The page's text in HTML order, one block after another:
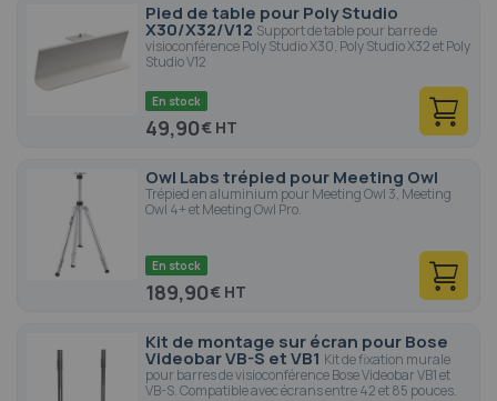
Pied de table pour Poly Studio
X30/X32/V12 Support de table pour barre de
visioconférence Poly Studio X30, Poly Studio X32 et Poly
Studio V12
En stock
49,90€
Owl Labs trépied pour Meeting Owl
Trépied en aluminium pour Meeting Owl 3, Meeting
Owl 4+ et Meeting Owl Pro.
En stock
189,90€
Kit de montage sur écran pour Bose
Videobar VB-S et VB1 Kit de fixation murale
pour barres de visioconférence Bose Videobar VB1 et
VB-S. Compatible avec écrans entre 42 et 85 pouces.